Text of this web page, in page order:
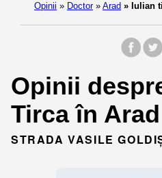
Opinii » Doctor » Arad » Iulian
Opinii
Tirca în
STRADA VASILE